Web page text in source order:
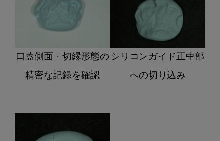
口蓋側面・切縁形態の
精密な記録を確認
シリコンガイド正中部
への切り込み